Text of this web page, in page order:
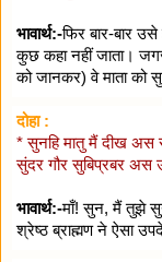
भावार्थ:-फिर बार-बार
कुछ कहा नहीं जाता।
को जानकर) वे माता को
दोहा :
* सुनहि मातु मैं दीख अस
सुंदर गौर सुबिप्रबर अस
भावार्थ:-माँ! सुन, मैं तुझे
श्रेष्ठ ब्राह्मण ने ऐसा